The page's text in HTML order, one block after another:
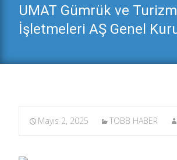
UMAT Gümrük ve Turizm
İşletmeleri AŞ Genel
Mayıs 2, 2025 TOBB HABER